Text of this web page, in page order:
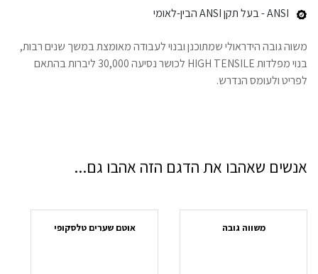
ANSI- בעל תקן ANSI הבין-לאומי
משוה גובה הידראולי שמתוכנן ובנוי לעבודה מאומצת במשך שנים רבות,
בנוי מפלדות HIGH TENSILE לכושר נסיעה 30,000 ליברות בהתאם
לפריט ולעומס הנדרש.
אנשים שאהבו את הדגם הזה אהבו גם...
משווה גובה אוטם שערים טלסקופי